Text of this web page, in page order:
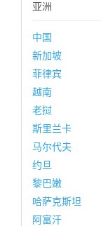
亚洲
中国
新加坡
菲律宾
越南
老挝
斯里兰卡
马尔代夫
约旦
黎巴嫩
哈萨克斯坦
阿富汗